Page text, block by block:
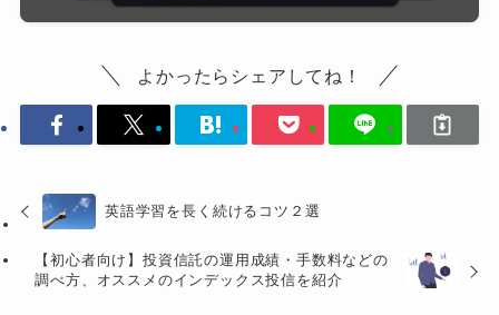
よかったらシェアしてね！
英語学習を長く続けるコツ２選
【初心者向け】投資信託の運用成績・手数料などの
調べ方、オススメのインデックス投信を紹介